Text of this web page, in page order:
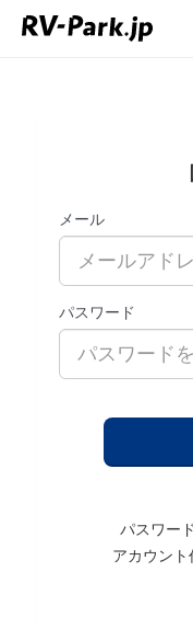
メール
パスワード
パスワー
アカウント